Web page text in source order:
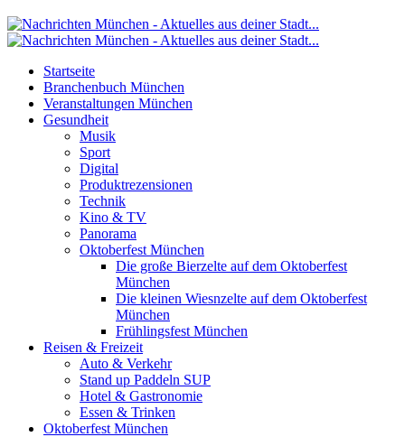
Startseite
Branchenbuch München
Veranstaltungen München
Gesundheit
Musik
Sport
Digital
Produktrezensionen
Technik
Kino & TV
Panorama
Oktoberfest München
Die große Bierzelte auf dem Oktoberfest
München
Die kleinen Wiesnzelte auf dem Oktoberfest
München
Frühlingsfest München
Reisen & Freizeit
Auto & Verkehr
Stand up Paddeln SUP
Hotel & Gastronomie
Essen & Trinken
Oktoberfest München